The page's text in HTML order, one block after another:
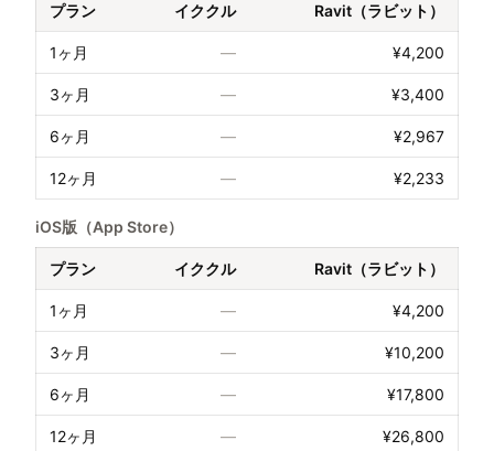
プラン イククル Ravit（ラビット）
1ヶ月 — ¥4,200
3ヶ月 — ¥3,400
6ヶ月 — ¥2,967
12ヶ月 — ¥2,233
iOS版（App Store）
プラン イククル Ravit（ラビット）
1ヶ月 — ¥4,200
3ヶ月 — ¥10,200
6ヶ月 — ¥17,800
12ヶ月 — ¥26,800